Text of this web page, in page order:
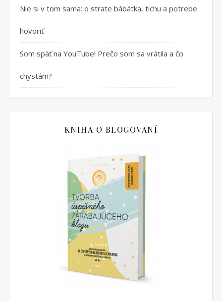
Nie si v tom sama: o strate bábätka, tichu a potrebe
hovoriť
Som späť na YouTube! Prečo som sa vrátila a čo
chystám?
KNIHA O BLOGOVANÍ